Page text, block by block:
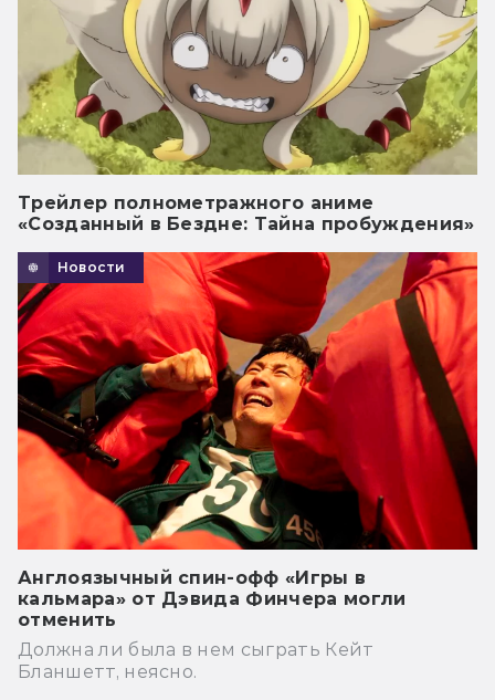
Трейлер полнометражного аниме
«Созданный в Бездне: Тайна пробуждения»
Новости
Англоязычный спин-офф «Игры в
кальмара» от Дэвида Финчера могли
отменить
Должна ли была в нем сыграть Кейт
Бланшетт, неясно.